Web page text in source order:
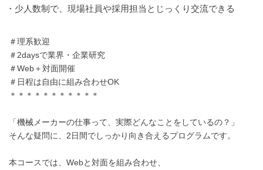
・少人数制で、現場社員や採用担当とじっくり交流できる
＃理系歓迎
＃2daysで業界・企業研究
＃Web＋対面開催
＃日程は自由に組み合わせOK
＊＊＊＊＊＊＊＊＊＊＊
「機械メーカーの仕事って、実際どんなことをしているの？」
そんな疑問に、2日間でしっかり向き合えるプログラムです。
本コースでは、Webと対面を組み合わせ、